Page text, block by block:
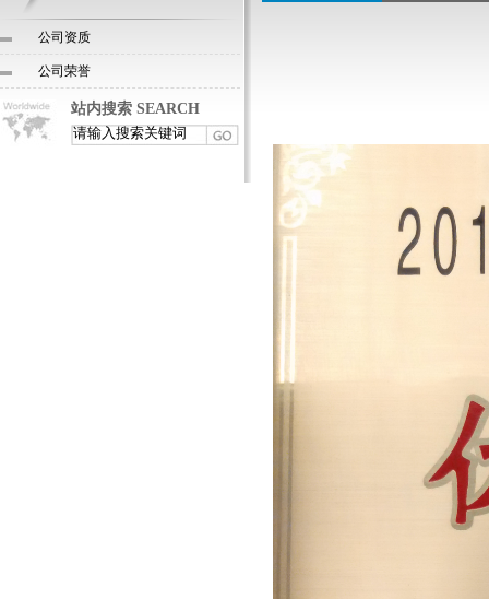
1
公司资质
公司荣誉
站内搜索 SEARCH